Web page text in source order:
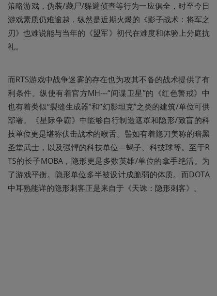
策略游戏，伪装/藏尸/躲避侦查等行为一应俱全，时至今日
游戏素质仍难逾越，纵然是近期火爆的《影子战术：将军之
刃》也难说能与当年的《盟军》初代在难度和体验上分庭抗
礼。
而RTS游戏中战争迷雾的存在也为攻其不备的战术提供了有
利条件。纵使有着官方MH---“间谍卫星”的《红色警戒》中
也有着类似“裂缝生成器”和“幻影坦克”之类的建筑/单位可供
部署。《星际争霸》中能够自行制造遮罩和隐形/致盲的科
技单位更是堪称伏击战术的喉舌。譬如有着隐刀美称的暗黑
圣堂武士，以及强悍的科技单位---蝎子、科技球等。至于R
TS的长子MOBA，隐形更是多数英雄/单位的拿手绝活。为
了游戏平衡。隐形单位多半被设计成脆弱的体质。而DOTA
中耳熟能详的隐形刺客正是来自于《天诛：隐形刺客》。